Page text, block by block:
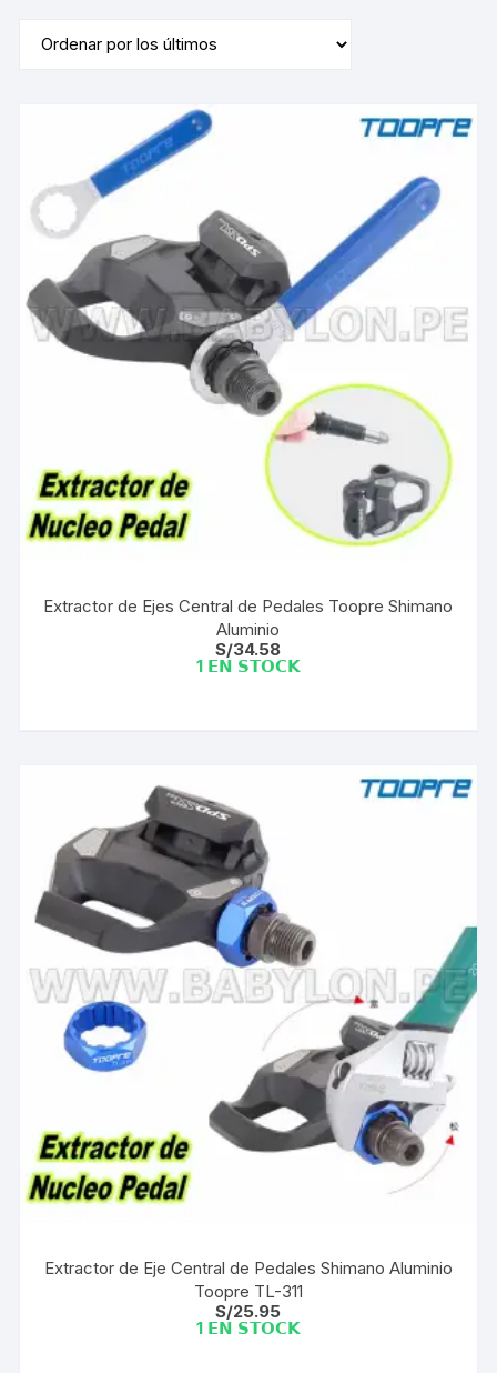
Extractor de Ejes Central de Pedales Toopre Shimano
Aluminio
S/34.58
1 𝗘𝗡 𝗦𝗧𝗢𝗖𝗞
Extractor de Eje Central de Pedales Shimano Aluminio
Toopre TL-311
S/25.95
1 𝗘𝗡 𝗦𝗧𝗢𝗖𝗞